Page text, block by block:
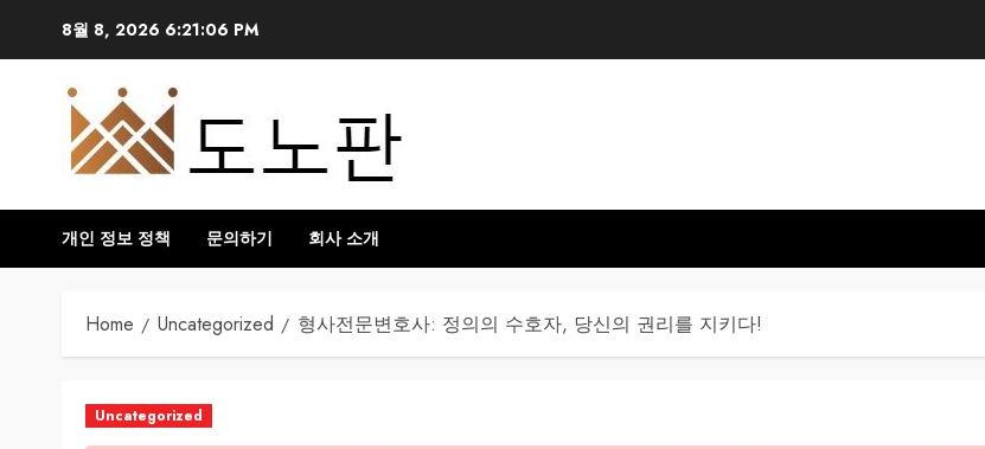
8월 8, 2026 6:21:07 PM
개인 정보 정책 문의하기 회사 소개
Home Uncategorized 형사전문변호사: 정의의 수호자, 당신의 권리를 지키다!
Uncategorized